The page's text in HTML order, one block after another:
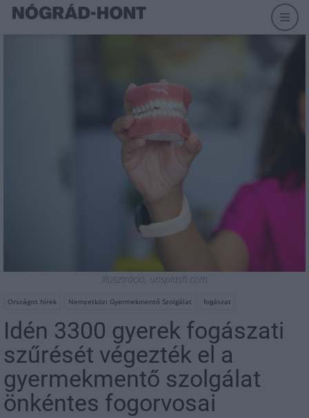
Illusztráció, unsplash.com
Országos hírek Nemzetközi Gyermekmentő Szolgálat fogászat
Idén 3300 gyerek fogászati
szűrését végezték el a
gyermekmentő szolgálat
önkéntes fogorvosai